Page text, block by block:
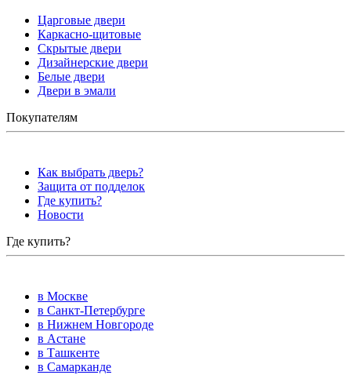
Царговые двери
Каркасно-щитовые
Скрытые двери
Дизайнерские двери
Белые двери
Двери в эмали
Покупателям
Как выбрать дверь?
Защита от подделок
Где купить?
Новости
Где купить?
в Москве
в Санкт-Петербурге
в Нижнем Новгороде
в Астане
в Ташкенте
в Самарканде